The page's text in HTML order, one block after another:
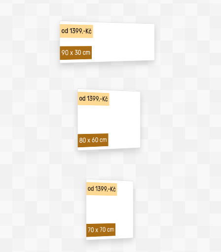
od 1399,-Kč
90 x 30 cm
od 1399,-Kč
80 x 60 cm
od 1399,-Kč
70 x 70 cm